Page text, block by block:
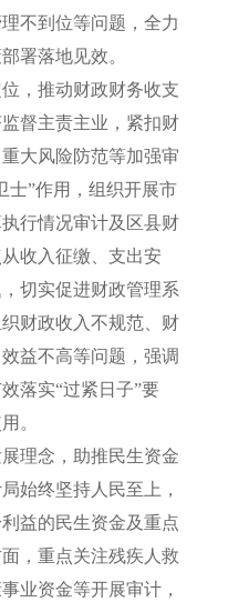
不到位等问题，全力
署落地见效。
，推动财政财务收支
督主责主业，紧扣财
大风险防范等加强审
士”作用，组织开展市
行情况审计及区县财
收入征缴、支出安
切实促进财政管理系
财政收入不规范、财
益不高等问题，强调
落实“过紧日子”要
。
理念，助推民生资金
始终坚持人民至上，
益的民生资金及重点
，重点关注残疾人救
业资金等开展审计，